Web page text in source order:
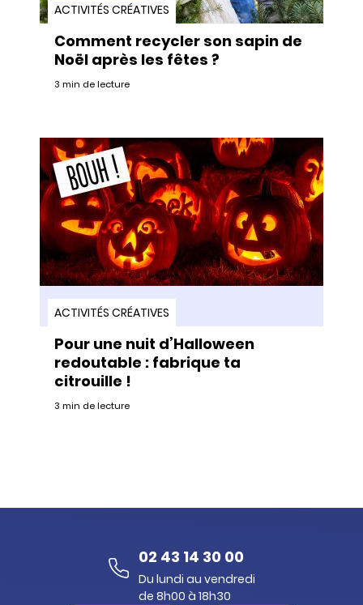
ACTIVITÉS CRÉATIVES
Comment recycler son sapin de
Noël après les fêtes ?
3 min de lecture
ACTIVITÉS CRÉATIVES
Pour une nuit d’Halloween
redoutable : fabrique ta
citrouille !
3 min de lecture
02 43 14 30 00
Du lundi au vendredi
de 8h00 à 18h30